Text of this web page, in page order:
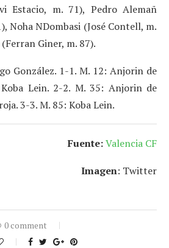
Estacio, m. 71), Pedro Alemañ
Noha NDombasi (José Contell, m.
Giner, m. 87).
González. 1-1. M. 12: Anjorin de
Lein. 2-2. M. 35: Anjorin de
3-3. M. 85: Koba Lein.
Fuente:Valencia CF
Imagen: Twitter
0 comment